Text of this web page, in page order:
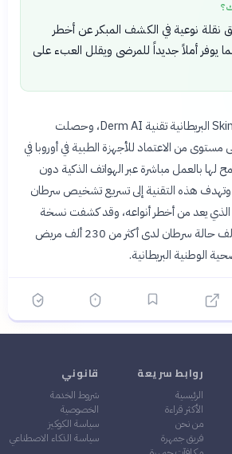
نقلة نوعية في الكشف المبكر عن أخطر
يوفر أملاً جديداً للمرضى ويقلل العبء على
طوّرت شركة Skin Analytics البريطانية تقنية Derm AI، وحصلت
من الاعتماد للأجهزة الطبية في أوروبا في
مما يسمح لها بالعمل مباشرة عبر الهواتف الذكية دون
هذه التقنية إلى تسريع تشخيص سرطان
الذي يعد من أخطر أنواعه، وقد كشفت نسخة
سابقة منها عن نحو 20 ألف حالة سرطان لدى أكثر من 230 ألف مريض
الوطنية البريطانية.
روابط سريعة
الرئيسية
الأكثر قراءة
من نحن
فريق جمهرة
قانوني
شروط الخدمة
الخصوصية
سياسة الكوكيز
سياسة الذكاء الاصطناعي